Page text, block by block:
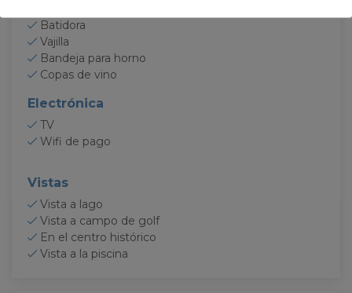
Batidora
Vajilla
Bandeja para horno
Copas de vino
Electrónica
TV
Wifi de pago
Vistas
Vista a lago
Vista a campo de golf
En el centro histórico
Vista a la piscina
Analíticas
Almacenamos cookies con Google Analytics
volumen de visitas del sitio web.